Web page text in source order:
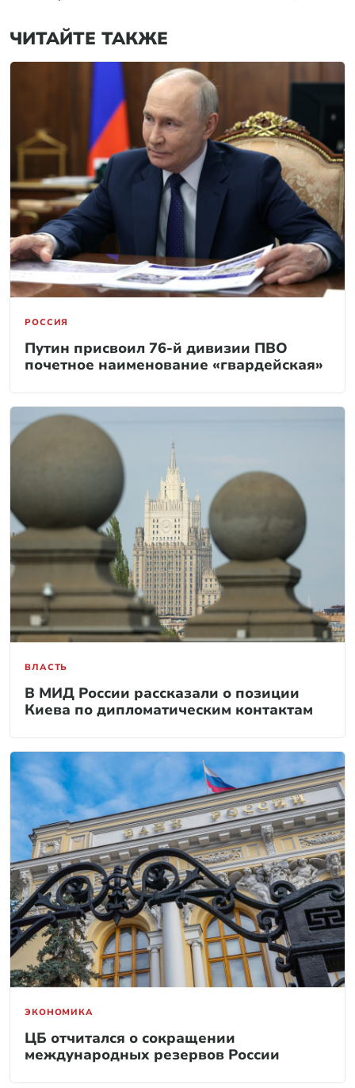
ЧИТАЙТЕ ТАКЖЕ
РОССИЯ
Путин присвоил 76-й дивизии ПВО
почетное наименование «гвардейская»
ВЛАСТЬ
В МИД России рассказали о позиции
Киева по дипломатическим контактам
ЭКОНОМИКА
ЦБ отчитался о сокращении
международных резервов России